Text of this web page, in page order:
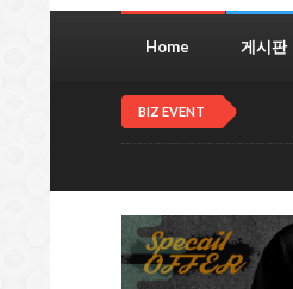
Home 게시판
BIZ EVENT